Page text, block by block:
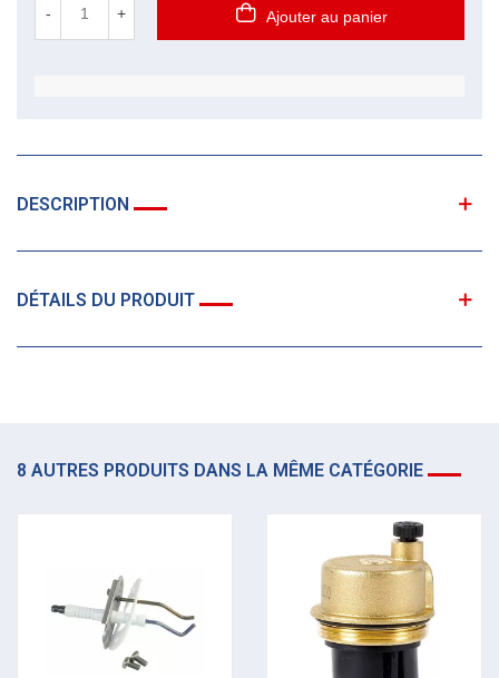
- + Ajouter au panier
DESCRIPTION
DÉTAILS DU PRODUIT
8 AUTRES PRODUITS DANS LA MÊME CATÉGORIE